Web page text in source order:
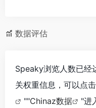
数据评估
Speaky浏览人数已经
关权重信息，可以点
""Chinaz数据
"进